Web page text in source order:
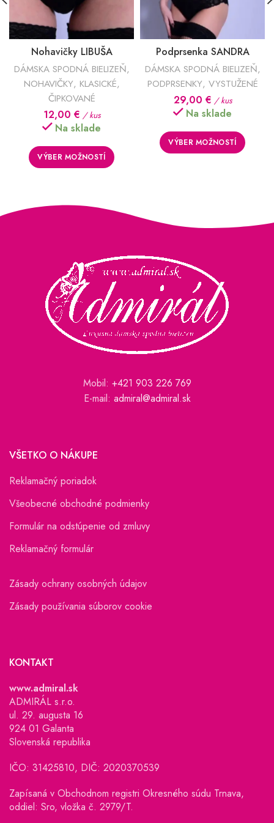
Nohavičky LIBUŠA
DÁMSKA SPODNÁ BIELIZEŇ,
NOHAVIČKY, KLASICKÉ,
ČIPKOVANÉ
12,00 € / kus
Na sklade
VÝBER MOŽNOSTÍ
Podprsenka SANDRA
DÁMSKA SPODNÁ BIELIZEŇ,
PODPRSENKY, VYSTUŽENÉ
29,00 € / kus
Na sklade
VÝBER MOŽNOSTÍ
Mobil: +421 903 226 769
E-mail: admiral@admiral.sk
VŠETKO O NÁKUPE
Reklamačný poriadok
Všeobecné obchodné podmienky
Formulár na odstúpenie od zmluvy
Reklamačný formulár
Zásady ochrany osobných údajov
Zásady používania súborov cookie
KONTAKT
www.admiral.sk
ADMIRÁL s.r.o.
ul. 29. augusta 16
924 01 Galanta
Slovenská republika
IČO: 31425810, DIČ: 2020370539
Zapísaná v Obchodnom registri Okresného súdu Trnava,
oddiel: Sro, vložka č. 2979/T.